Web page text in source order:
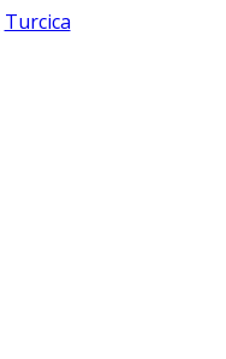
Turcica